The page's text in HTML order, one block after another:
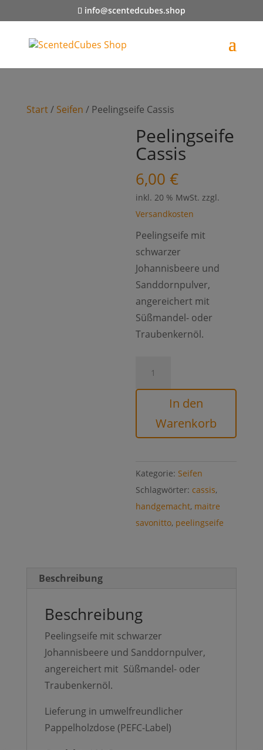
info@scentedcubes.shop
Start/ Seifen / Peelingseife Cassis
Peelingseife
Cassis
6,00€
inkl. 20 % MwSt. zzgl.
Versandkosten
Peelingseife mit
schwarzer
Johannisbeere und
Sanddornpulver,
angereichert mit
Süßmandel- oder
Traubenkernöl.
In den
Warenkorb
Kategorie: Seifen
Schlagwörter: cassis,
handgemacht, maitre
savonitto, peelingseife
Beschreibung
Beschreibung
Peelingseife mit schwarzer
Johannisbeere und Sanddornpulver,
angereichert mit Süßmandel- oder
Traubenkernöl.
Lieferung in umwelfreundlicher
Pappelholzdose (PEFC-Label)